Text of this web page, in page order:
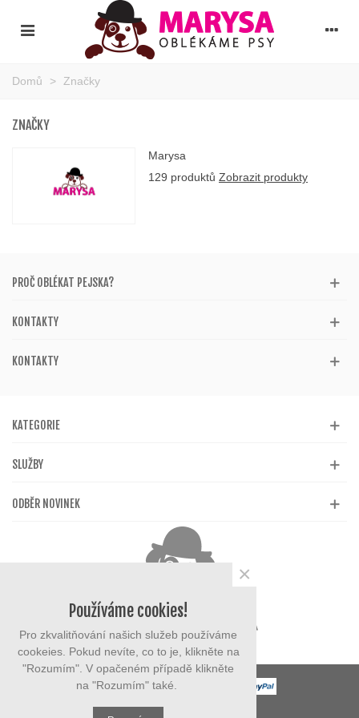
Domů > Značky
ZNAČKY
Marysa
129 produktů Zobrazit produkty
PROČ OBLÉKAT PEJSKA?
KONTAKTY
KONTAKTY
KATEGORIE
SLUŽBY
ODBĚR NOVINEK
Používáme cookies!
Pro zkvalitňování našich služeb používáme
cookeies. Pokud nevíte, co to je, klikněte na
"Rozumím". V opačeném případě klikněte
na "Rozumím" také.
×